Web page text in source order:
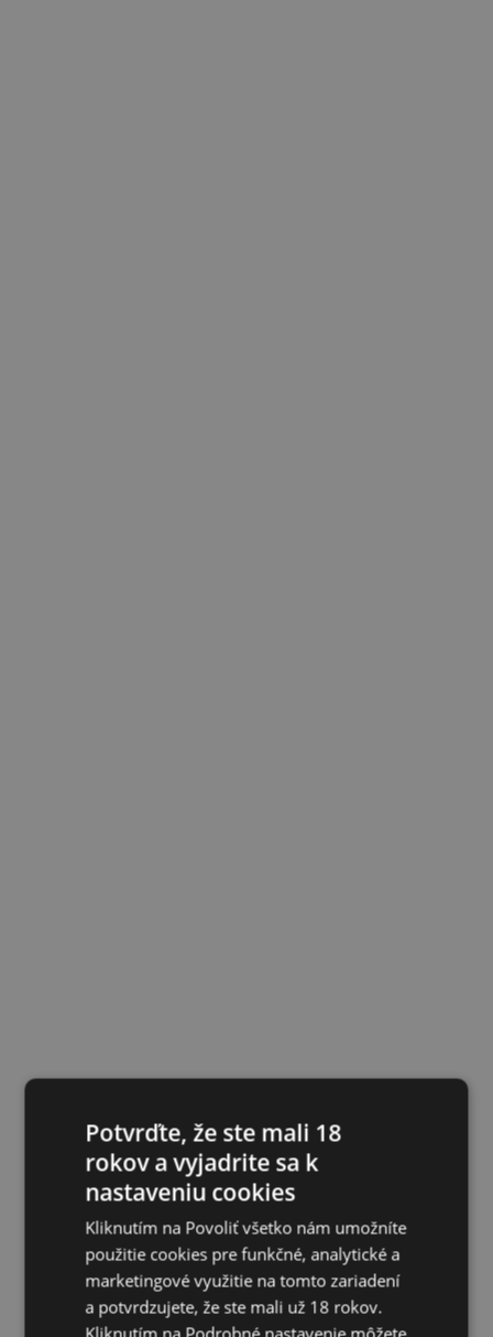
Potvrďte, že ste mali 18
rokov a vyjadrite sa k
nastaveniu cookies
Kliknutím na Povoliť všetko nám umožníte
použitie cookies pre funkčné, analytické a
marketingové využitie na tomto zariadení
a potvrdzujete, že ste mali už 18 rokov.